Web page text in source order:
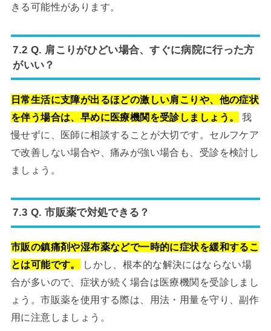
きる可能性があります。
7.2 Q. 肩こりがひどい場合、すぐに病院に行った方
がいい？
日常生活に支障が出るほどの激しい肩こりや、他の症状
を伴う場合は、早めに医療機関を受診しましょう。
我
慢せずに、医師に相談することが大切です。セルフケア
で改善しない場合や、痛みが強い場合も、受診を検討し
ましょう。
7.3 Q. 市販薬で対処できる？
市販の鎮痛剤や湿布薬などで一時的に症状を緩和するこ
とは可能です。
しかし、根本的な解決にはならない場
合が多いので、症状が続く場合は医療機関を受診しまし
ょう。市販薬を使用する際は、用法・用量を守り、副作
用に注意しましょう。